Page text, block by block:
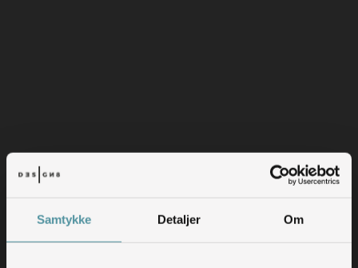
Samtykke Detaljer Om